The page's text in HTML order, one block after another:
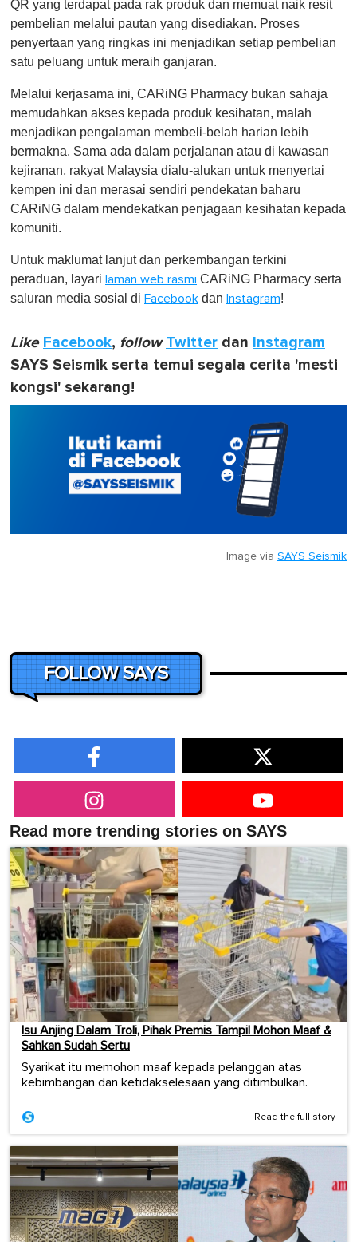
QR yang terdapat pada rak produk dan memuat naik resit
pembelian melalui pautan yang disediakan. Proses
penyertaan yang ringkas ini menjadikan setiap pembelian
satu peluang untuk meraih ganjaran.
Melalui kerjasama ini, CARiNG Pharmacy bukan sahaja
memudahkan akses kepada produk kesihatan, malah
menjadikan pengalaman membeli-belah harian lebih
bermakna. Sama ada dalam perjalanan atau di kawasan
kejiranan, rakyat Malaysia dialu-alukan untuk menyertai
kempen ini dan merasai sendiri pendekatan baharu
CARiNG dalam mendekatkan penjagaan kesihatan kepada
komuniti.
Untuk maklumat lanjut dan perkembangan terkini
peraduan, layari laman web rasmi CARiNG Pharmacy serta
saluran media sosial di Facebook dan Instagram!
Like Facebook, follow Twitter dan Instagram
SAYS Seismik serta temui segala cerita 'mesti
kongsi' sekarang!
Image via SAYS Seismik
FOLLOW SAYS
Read more trending stories on SAYS
Isu Anjing Dalam Troli, Pihak Premis Tampil Mohon Maaf &
Sahkan Sudah Sertu
Syarikat itu memohon maaf kepada pelanggan atas
kebimbangan dan ketidakselesaan yang ditimbulkan.
Read the full story